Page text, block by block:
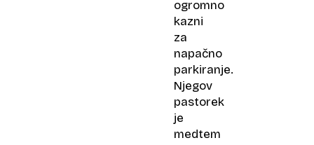
ogromno
kazni
za
napačno
parkiranje.
Njegov
pastorek
je
medtem